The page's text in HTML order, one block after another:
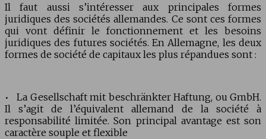
Il faut aussi s’intéresser aux principales formes
juridiques des sociétés allemandes. Ce sont ces formes
qui vont définir le fonctionnement et les besoins
juridiques des futures sociétés. En Allemagne, les deux
formes de société de capitaux les plus répandues sont :
•
La Gesellschaft mit beschränkter Haftung, ou GmbH.
Il s’agit de l’équivalent allemand de la société à
responsabilitélimitée. Son principal avantage est son
caractère souple et flexible